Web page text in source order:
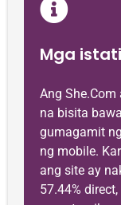
Mga
Ang
na bisita
gumagamit
ng mobile.
ang site ay
57.44%